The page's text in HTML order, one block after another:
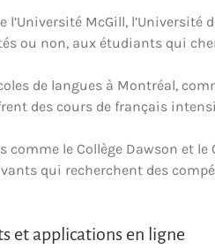
l’Université McGill,
ou non, aux étudiants qui
de langues à Montréal,
des cours de français
comme le Collège Dawson et
qui recherchent des
et applications en ligne